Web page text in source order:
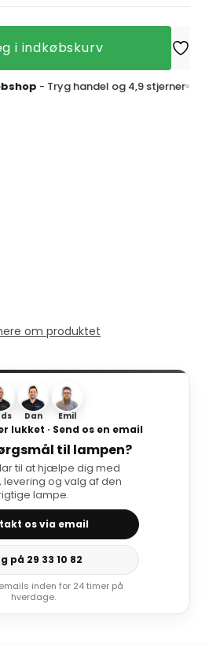
i indkøbskurv
- Tryg handel og 4,9 stjerner
om produktet
Dan Emil
lukket · Send os en email
til lampen?
til at hjælpe dig med
levering og valg af den
lampe.
os via email
på 29 33 10 82
inden for 24 timer på
hverdage.